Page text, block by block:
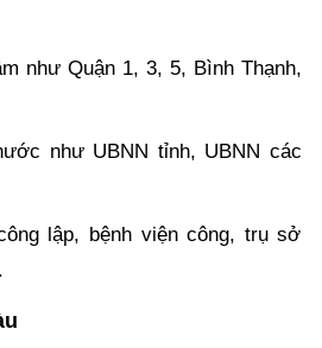
như Quận 1, 3, 5, Bình Thạnh,
như UBNN tỉnh, UBNN các
lập, bệnh viện công, trụ sở